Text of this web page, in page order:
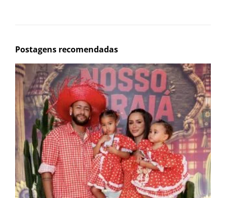
Postagens recomendadas